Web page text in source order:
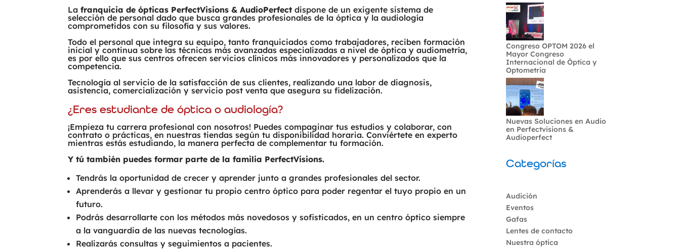
La franquicia de ópticas PerfectVisions & AudioPerfect dispone de un exigente sistema de
selección de personal dado que busca grandes profesionales de la óptica y la audiología
comprometidos con su filosofía y sus valores.
Todo el personal que integra su equipo, tanto franquiciados como trabajadores, reciben formación
inicial y continua sobre las técnicas más avanzadas especializadas a nivel de óptica y audiometría,
es por ello que sus centros ofrecen servicios clínicos más innovadores y personalizados que la
competencia.
Tecnología al servicio de la satisfacción de sus clientes, realizando una labor de diagnosis,
asistencia, comercialización y servicio post venta que asegura su fidelización.
¿Eres estudiante de óptica o audiología?
¡Empieza tu carrera profesional con nosotros! Puedes compaginar tus estudios y colaborar, con
contrato o prácticas, en nuestras tiendas según tu disponibilidad horaria. Conviértete en experto
mientras estás estudiando, la manera perfecta de complementar tu formación.
Y tú también puedes formar parte de la familia PerfectVisions.
Tendrás la oportunidad de crecer y aprender junto a grandes profesionales del sector.
Aprenderás a llevar y gestionar tu propio centro óptico para poder regentar el tuyo propio en un
futuro.
Podrás desarrollarte con los métodos más novedosos y sofisticados, en un centro óptico siempre
a la vanguardia de las nuevas tecnologías.
Realizarás consultas y seguimientos a pacientes.
Congreso OPTOM 2026 el
Mayor Congreso
Internacional de Óptica y
Optometria
Nuevas Soluciones en Audio
en Perfectvisions &
Audioperfect
Categorías
Audición
Eventos
Gafas
Lentes de contacto
Nuestra óptica